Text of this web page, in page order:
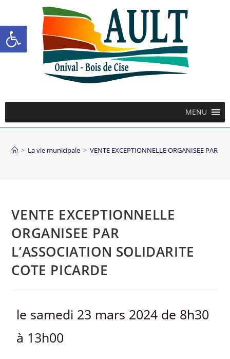
Ouvrir la barre d’outils
MENU
> La vie municipale > VENTE EXCEPTIONNELLE ORGANISEE PAR
VENTE EXCEPTIONNELLE
ORGANISEE PAR
L’ASSOCIATION SOLIDARITE
COTE PICARDE
le samedi 23 mars 2024 de 8h30
à 13h00